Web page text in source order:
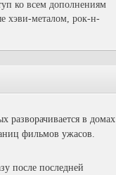
ко всем дополнениям
хэви-металом, рок-н-
разворачивается в домах
фильмов ужасов.
после последней